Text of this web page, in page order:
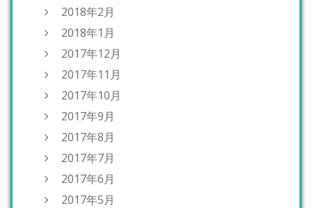
2018年2月
2018年1月
2017年12月
2017年11月
2017年10月
2017年9月
2017年8月
2017年7月
2017年6月
2017年5月